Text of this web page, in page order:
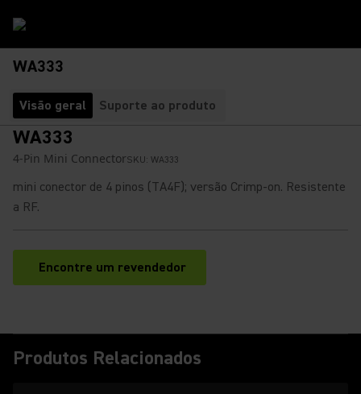
WA333
Visão geral Suporte ao produto
WA333
4-Pin Mini ConnectorSKU: WA333
mini conector de 4 pinos (TA4F); versão Crimp-on. Resistente
a RF.
Encontre um revendedor
(Opens in a new tab)
Produtos Relacionados